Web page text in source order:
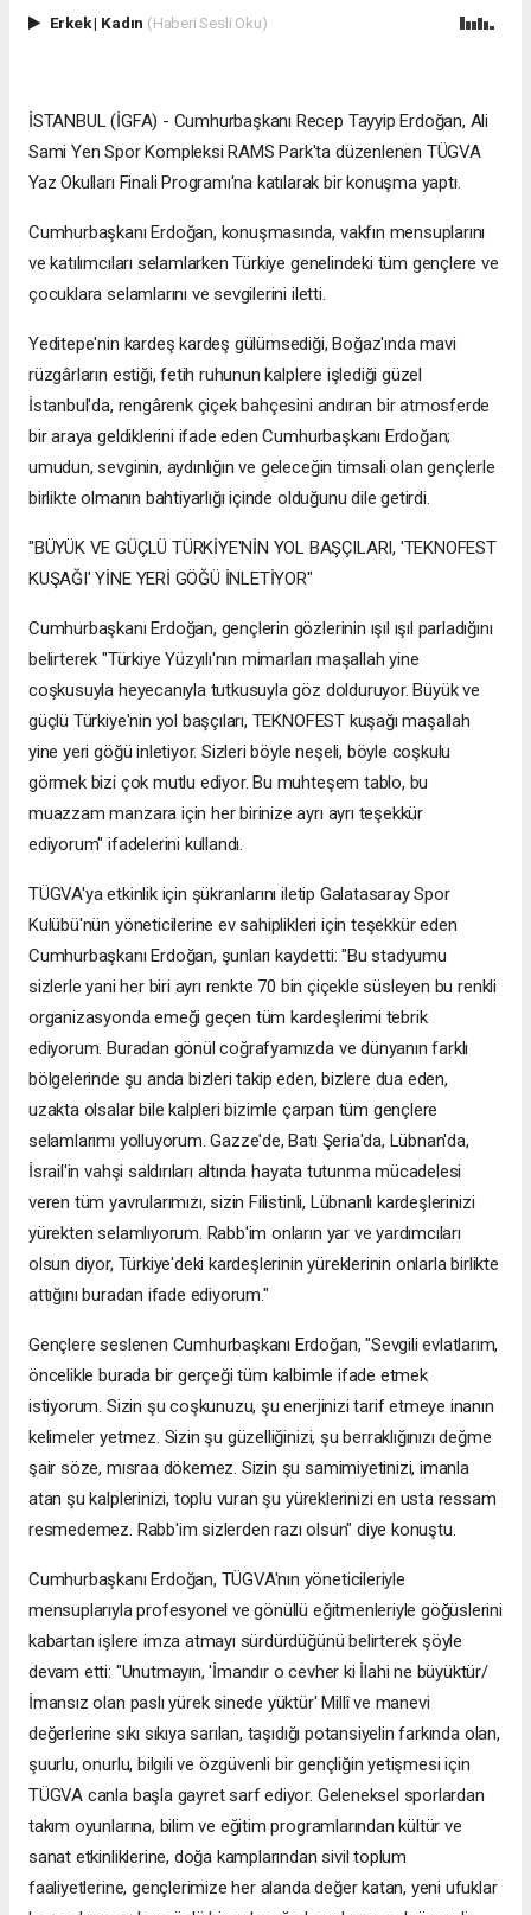
Erkek| Kadın (Haberi Sesli Oku)
İSTANBUL (İGFA) - Cumhurbaşkanı Recep Tayyip Erdoğan, Ali
Sami Yen Spor Kompleksi RAMS Park'ta düzenlenen TÜGVA
Yaz Okulları Finali Programı'na katılarak bir konuşma yaptı.
Cumhurbaşkanı Erdoğan, konuşmasında, vakfın mensuplarını
ve katılımcıları selamlarken Türkiye genelindeki tüm gençlere ve
çocuklara selamlarını ve sevgilerini iletti.
Yeditepe'nin kardeş kardeş gülümsediği, Boğaz'ında mavi
rüzgârların estiği, fetih ruhunun kalplere işlediği güzel
İstanbul'da, rengârenk çiçek bahçesini andıran bir atmosferde
bir araya geldiklerini ifade eden Cumhurbaşkanı Erdoğan;
umudun, sevginin, aydınlığın ve geleceğin timsali olan gençlerle
birlikte olmanın bahtiyarlığı içinde olduğunu dile getirdi.
"BÜYÜK VE GÜÇLÜ TÜRKİYE'NİN YOL BAŞÇILARI, 'TEKNOFEST
KUŞAĞI' YİNE YERİ GÖĞÜ İNLETİYOR"
Cumhurbaşkanı Erdoğan, gençlerin gözlerinin ışıl ışıl parladığını
belirterek "Türkiye Yüzyılı'nın mimarları maşallah yine
coşkusuyla heyecanıyla tutkusuyla göz dolduruyor. Büyük ve
güçlü Türkiye'nin yol başçıları, TEKNOFEST kuşağı maşallah
yine yeri göğü inletiyor. Sizleri böyle neşeli, böyle coşkulu
görmek bizi çok mutlu ediyor. Bu muhteşem tablo, bu
muazzam manzara için her birinize ayrı ayrı teşekkür
ediyorum" ifadelerini kullandı.
TÜGVA'ya etkinlik için şükranlarını iletip Galatasaray Spor
Kulübü'nün yöneticilerine ev sahiplikleri için teşekkür eden
Cumhurbaşkanı Erdoğan, şunları kaydetti: "Bu stadyumu
sizlerle yani her biri ayrı renkte 70 bin çiçekle süsleyen bu renkli
organizasyonda emeği geçen tüm kardeşlerimi tebrik
ediyorum. Buradan gönül coğrafyamızda ve dünyanın farklı
bölgelerinde şu anda bizleri takip eden, bizlere dua eden,
uzakta olsalar bile kalpleri bizimle çarpan tüm gençlere
selamlarımı yolluyorum. Gazze'de, Batı Şeria'da, Lübnan'da,
İsrail'in vahşi saldırıları altında hayata tutunma mücadelesi
veren tüm yavrularımızı, sizin Filistinli, Lübnanlı kardeşlerinizi
yürekten selamlıyorum. Rabb'im onların yar ve yardımcıları
olsun diyor, Türkiye'deki kardeşlerinin yüreklerinin onlarla birlikte
attığını buradan ifade ediyorum."
Gençlere seslenen Cumhurbaşkanı Erdoğan, "Sevgili evlatlarım,
öncelikle burada bir gerçeği tüm kalbimle ifade etmek
istiyorum. Sizin şu coşkunuzu, şu enerjinizi tarif etmeye inanın
kelimeler yetmez. Sizin şu güzelliğinizi, şu berraklığınızı değme
şair söze, mısraa dökemez. Sizin şu samimiyetinizi, imanla
atan şu kalplerinizi, toplu vuran şu yüreklerinizi en usta ressam
resmedemez. Rabb'im sizlerden razı olsun" diye konuştu.
Cumhurbaşkanı Erdoğan, TÜGVA'nın yöneticileriyle
mensuplarıyla profesyonel ve gönüllü eğitmenleriyle göğüslerini
kabartan işlere imza atmayı sürdürdüğünü belirterek şöyle
devam etti: "Unutmayın, 'İmandır o cevher ki İlahi ne büyüktür/
İmansız olan paslı yürek sinede yüktür' Millî ve manevi
değerlerine sıkı sıkıya sarılan, taşıdığı potansiyelin farkında olan,
şuurlu, onurlu, bilgili ve özgüvenli bir gençliğin yetişmesi için
TÜGVA canla başla gayret sarf ediyor. Geleneksel sporlardan
takım oyunlarına, bilim ve eğitim programlarından kültür ve
sanat etkinliklerine, doğa kamplarından sivil toplum
faaliyetlerine, gençlerimize her alanda değer katan, yeni ufuklar